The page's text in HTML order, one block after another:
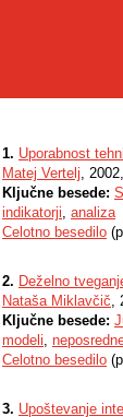
1. Uporabnost
Matej Vertelj,
Ključne besede:
indikatorji, analiza
Celotno besedilo
2. Deželno
Nataša Miklavčič,
Ključne besede:
modeli,
Celotno besedilo
3. Upoštevanje